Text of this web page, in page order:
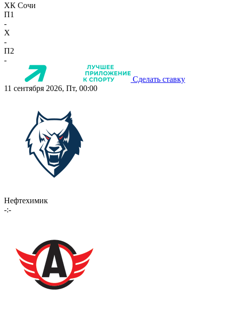
ХК Сочи
П1
-
X
-
П2
-
Сделать ставку
11 сентября 2026, Пт, 00:00
Нефтехимик
-:-